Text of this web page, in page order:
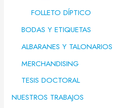
FOLLETO DÍPTICO
BODAS Y ETIQUETAS
ALBARANES Y TALONARIOS
MERCHANDISING
TESIS DOCTORAL
NUESTROS TRABAJOS